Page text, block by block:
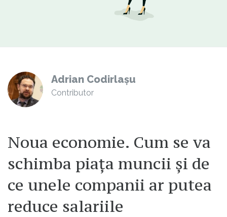
Adrian Codirlașu
Contributor
Noua economie. Cum se va
schimba piața muncii și de
ce unele companii ar putea
reduce salariile